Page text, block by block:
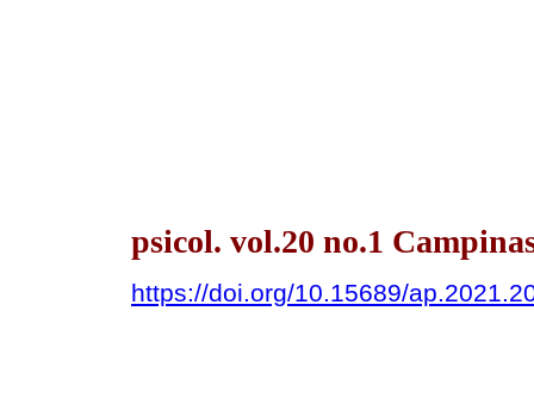
psicol. vol.20 no.1
https://doi.org/10.15689/